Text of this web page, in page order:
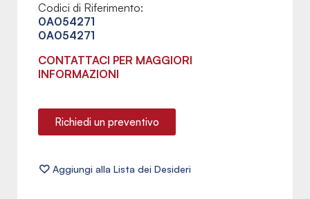
Codici di Riferimento:
0A054271
0A054271
CONTATTACI PER MAGGIORI
INFORMAZIONI
Richiedi un preventivo